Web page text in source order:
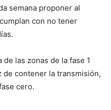
semana proponer al
con no tener
las zonas de la fase 1
de contener la transmisión,
cero.